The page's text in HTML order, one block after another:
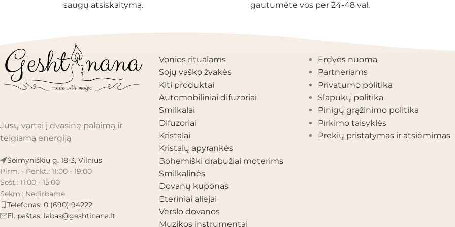
saugų atsiskaitymą.
gautumėte vos per 24-48 val.
Jūsų vartai į dvasinę palaimą ir
teigiamą energiją
Šeimyniškių g. 18-3, Vilnius
Pirm. - Penkt.: 11:00 - 19:00
Šešt.: 11:00 - 15:00
Sekm.: Nedirbame
Telefonas: 0 (690) 94222
El. paštas: labas@geshtinana.lt
PRODUKTŲ KATEGORIJOS
Vonios ritualams
Sojų vaško žvakės
Kiti produktai
Automobiliniai difuzoriai
Smilkalai
Difuzoriai
Kristalai
Kristalų apyrankės
Bohemiški drabužiai moterims
Smilkalinės
Dovanų kuponas
Eteriniai aliejai
Verslo dovanos
Muzikos instrumentai
Erdvės nuoma
Partneriams
Privatumo politika
Slapukų politika
Pinigų grąžinimo politika
Pirkimo taisyklės
Prekių pristatymas ir atsiėmimas